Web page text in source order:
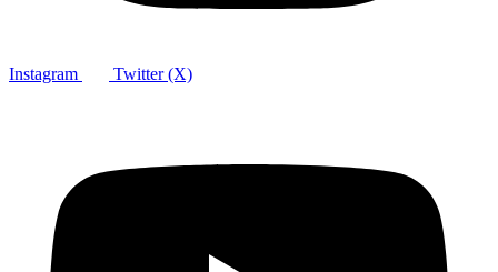
Instagram Twitter (X)